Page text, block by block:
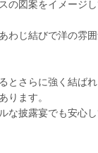
の図案をイメージし
わじ結びで洋の雰
とさらに強く結ばれ
ります。
な披露宴でも安心し